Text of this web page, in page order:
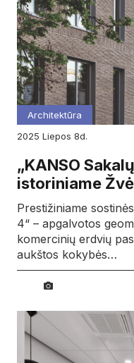
Architektūra
2025
liepos 8d.
„KANSO
istoriniame
Prestižiniame
4“ – apgalvotos
komercinių erdvių
aukštos kokybės…